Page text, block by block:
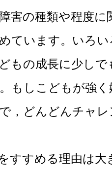
害の種類や程度
ています。いろ
もの成長に少し
もしこどもが強
，どんどんチャ
すめる理由は大